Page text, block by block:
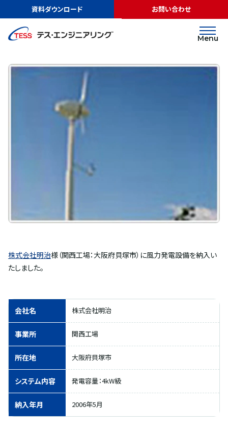
資料ダウンロード お問い合わせ
Menu
実績紹介 株式会社明治様
その他
株式会社明治様
株式会社明治様（関西工場：大阪府貝塚市）に風力発電設備を納入い
たしました。
会社名 株式会社明治
事業所 関西工場
所在地 大阪府貝塚市
システム内容 発電容量：4kW級
納入年月 2006年5月